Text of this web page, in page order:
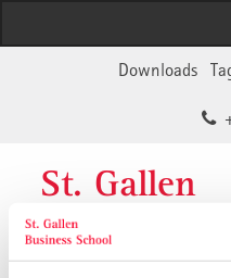
Downloads
St. Gallen
Business